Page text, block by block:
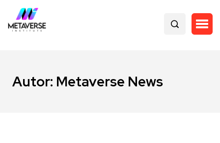
Autor: Metaverse News